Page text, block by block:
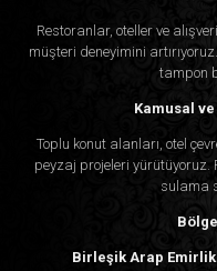
Restoranlar, oteller ve
müşteri deneyimini
tampon
Kamusal
Toplu konut alanları, otel
peyzaj projeleri
sulama
Birleşik Arap